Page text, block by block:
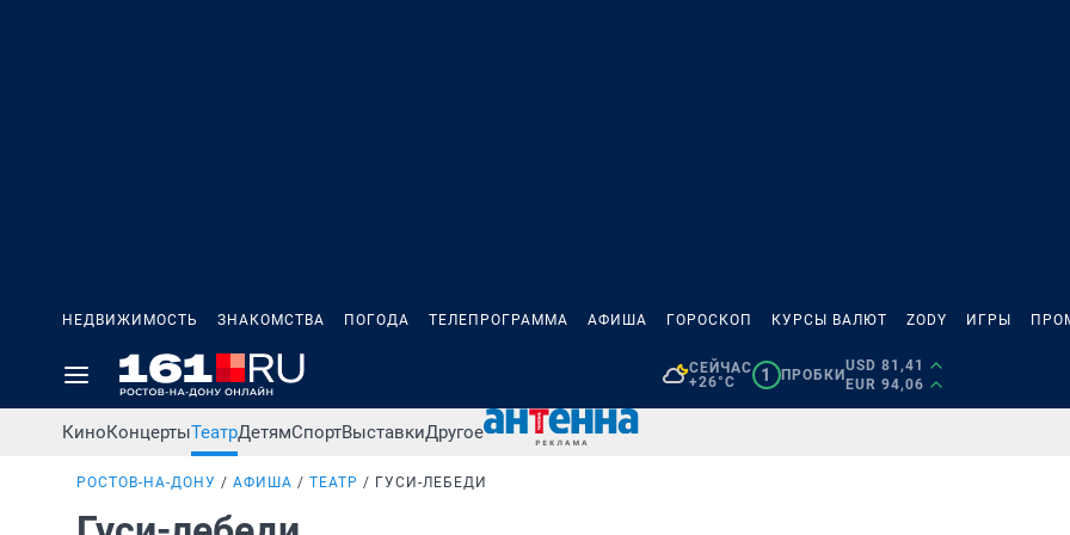
НЕДВИЖИМОСТЬ ЗНАКОМСТВА ПОГОДА ТЕЛЕПРОГРАММА АФИША ГОРОСКОП КУРСЫ ВАЛЮТ ZODY ИГРЫ
СЕЙЧАС
+26°C
1 ПРОБКИ
USD 81,41
EUR 94,06
КиноКонцертыТеатрДетямСпортВыставкиДругое
РОСТОВ-НА-ДОНУ АФИША ТЕАТР ГУСИ-ЛЕБЕДИ